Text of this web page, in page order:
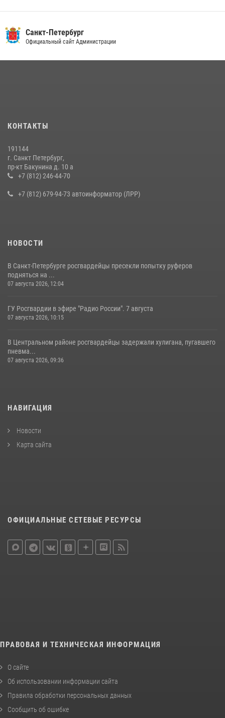
Санкт-Петербург
Официальный сайт Администрации
КОНТАКТЫ
191144
г. Санкт Петербург,
пр-кт Бакунина д. 10 а
+7 (812) 246-44-70
+7 (812) 679-94-73 автоинформатор (ЛРР)
НОВОСТИ
В Санкт-Петербурге росгвардейцы пресекли попытку руферов
подняться на ...
07 августа 2026, 12:04
ГУ Росгвардии в эфире "Радио России". 7 августа
07 августа 2026, 10:15
В Центральном районе росгвардейцы задержали хулигана, пугавшего
пневма...
07 августа 2026, 09:36
НАВИГАЦИЯ
Новости
Карта сайта
ОФИЦИАЛЬНЫЕ СЕТЕВЫЕ РЕСУРСЫ
ПРАВОВАЯ И ТЕХНИЧЕСКАЯ ИНФОРМАЦИЯ
О сайте
Об использовании информации сайта
Правила обработки персональных данных
Сообщить об ошибке